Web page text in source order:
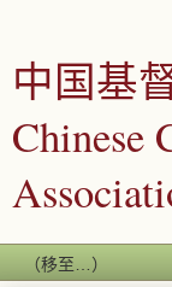
中国基
Chinese